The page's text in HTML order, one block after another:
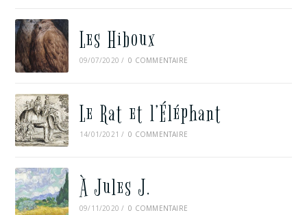
Les Hiboux
09/07/2020 / 0 COMMENTAIRE
Le Rat et l’Éléphant
14/01/2021 / 0 COMMENTAIRE
À Jules J.
09/11/2020 / 0 COMMENTAIRE